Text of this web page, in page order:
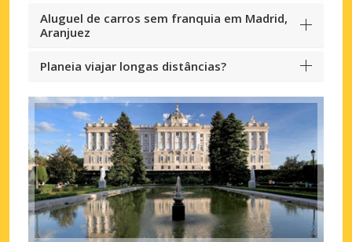
Aluguel de carros sem franquia em Madrid,
Aranjuez
Planeia viajar longas distâncias?